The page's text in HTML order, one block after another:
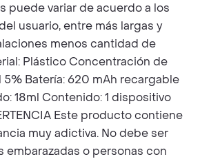
puede variar de acuerdo a los
usuario, entre más largas y
menos cantidad de
Plástico Concentración de
Batería: 620 mAh recargable
18ml Contenido: 1 dispositivo
Este producto contiene
muy adictiva. No debe ser
embarazadas o personas con